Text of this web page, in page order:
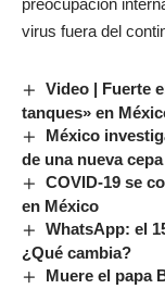
preocupación
virus fuera del
Video | Fuerte
tanques» en
México
de una nueva
COVID-19 se
en México
WhatsApp: el
¿Qué cambia?
Muere el papa